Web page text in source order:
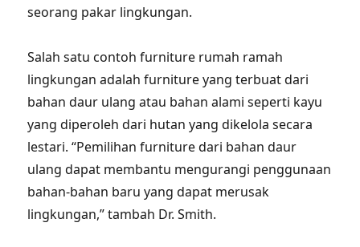
seorang pakar lingkungan.
Salah satu contoh furniture rumah ramah
lingkungan adalah furniture yang terbuat dari
bahan daur ulang atau bahan alami seperti kayu
yang diperoleh dari hutan yang dikelola secara
lestari. “Pemilihan furniture dari bahan daur
ulang dapat membantu mengurangi penggunaan
bahan-bahan baru yang dapat merusak
lingkungan,” tambah Dr. Smith.